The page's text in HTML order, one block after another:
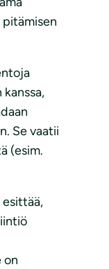
Se vaatii
(esim.
on